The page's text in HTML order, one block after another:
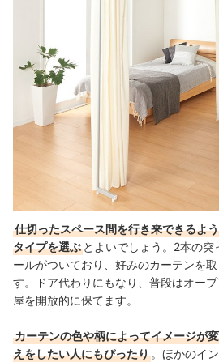
仕切ったスペース間を行き来できるよ
タイプを選ぶ とよいでしょう。2本の
ールがついており、好みのカーテンを
す。ドア代わりにもなり、普段はオー
屋を開放的に保てます。
カーテンの色や柄によってイメージが
えをしたい人にもぴったり 。ほかのイ